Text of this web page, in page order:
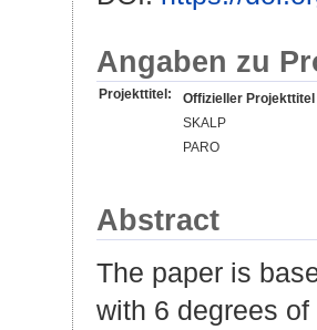
Angaben zu
Projekttitel:
Offizieller Projekttitel
SKALP
PARO
Abstract
The paper is
with 6 degrees